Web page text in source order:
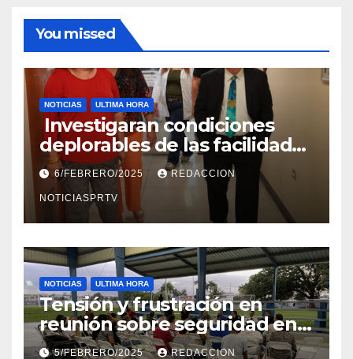
You missed
NOTICIAS ULTIMA HORA
Investigaran condiciones
deplorables de las facilidades
el Departamento de la Salud
en Mayagüez
6/FEBRERO/2025 REDACCION
NOTICIASPRTV
NOTICIAS ULTIMA HORA
Tensión y frustración en
reunión sobre seguridad en
Reparto Metropolitano
5/FEBRERO/2025 REDACCION